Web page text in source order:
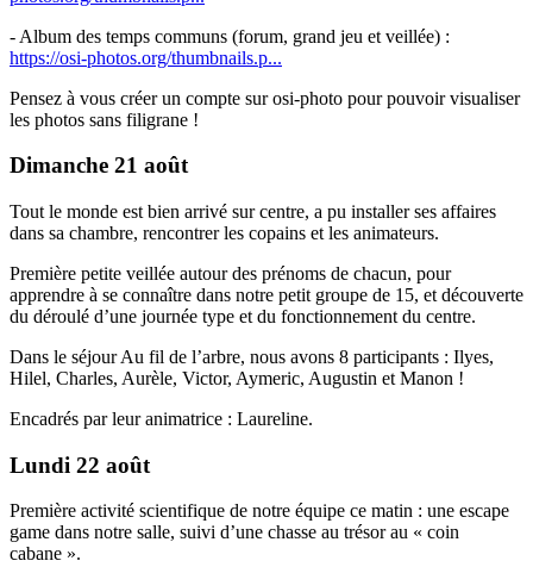
- Album des temps communs (forum, grand jeu et veillée) :
https://osi-photos.org/thumbnails.p...
Pensez à vous créer un compte sur osi-photo pour pouvoir visualiser
les photos sans filigrane !
Dimanche 21 août
Tout le monde est bien arrivé sur centre, a pu installer ses affaires
dans sa chambre, rencontrer les copains et les animateurs.
Première petite veillée autour des prénoms de chacun, pour
apprendre à se connaître dans notre petit groupe de 15, et découverte
du déroulé d’une journée type et du fonctionnement du centre.
Dans le séjour Au fil de l’arbre, nous avons 8 participants : Ilyes,
Hilel, Charles, Aurèle, Victor, Aymeric, Augustin et Manon !
Encadrés par leur animatrice : Laureline.
Lundi 22 août
Première activité scientifique de notre équipe ce matin : une escape
game dans notre salle, suivi d’une chasse au trésor au « coin
cabane ».